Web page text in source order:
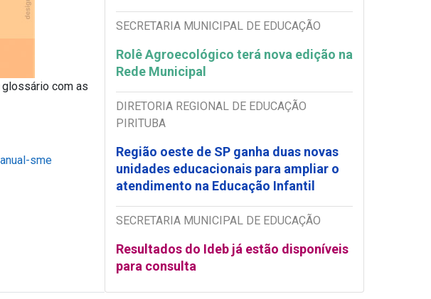
com as
sme
SECRETARIA MUNICIPAL DE EDUCAÇÃO
Rolê Agroecológico terá nova edição na
Rede Municipal
DIRETORIA REGIONAL DE EDUCAÇÃO
PIRITUBA
Região oeste de SP ganha duas novas
unidades educacionais para ampliar o
atendimento na Educação Infantil
SECRETARIA MUNICIPAL DE EDUCAÇÃO
Resultados do Ideb já estão disponíveis
para consulta